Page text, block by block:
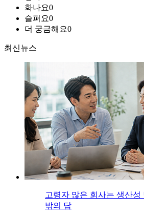
화나요0
슬퍼요0
더 궁금해요0
최신뉴스
고령자 많은 회사는 생산성
밖의 답